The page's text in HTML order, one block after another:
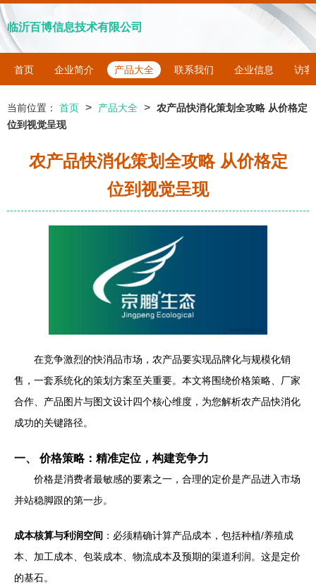
临沂百博信息技术有限公司
首页 企业简介 产品大全 联系我们 企业信息 访客
当前位置： 首页 > 产品大全 > 农产品快消化策划全攻略 从价格定
位到视觉呈现
农产品快消化策划全攻略 从价格定
位到视觉呈现
在竞争激烈的快消品市场，农产品要实现品牌化与规模化销
售，一套系统化的策划方案至关重要。本文将围绕价格策略、厂家
合作、产品图片与图文设计四个核心维度，为您解析农产品快消化
成功的关键路径。
一、 价格策略：精准定位，构建竞争力
价格是消费者最敏感的要素之一，合理的定价是产品进入市场
并站稳脚跟的第一步。
成本核算与利润空间 ：必须精确计算产品成本，包括种植/养殖成
本、加工成本、包装成本、物流成本及预期的渠道利润。这是定价
的基石。